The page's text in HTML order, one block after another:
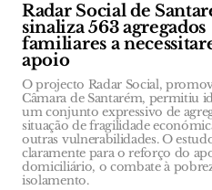
Radar Social de
sinaliza 563 agregados
familiares a
apoio
O projecto Radar Social,
Câmara de Santarém, permitiu
um conjunto expressivo de
situação de fragilidade
outras vulnerabilidades. O
claramente para o reforço do
domiciliário, o combate à
isolamento.